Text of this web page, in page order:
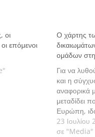
οι
επόμενοι
Ο χάρτης
ομάδων
Για να
και η
αναφορικά
μεταδίδει
Ευρώπη,
ισχύει μιας
εβδομάδα…
23 Ιουλίου
σε "Media"